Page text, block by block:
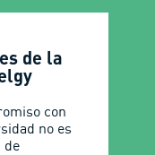
de la
con
no es
de